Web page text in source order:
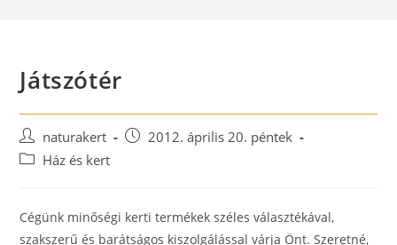
Játszótér
Post
author:
naturakert
Post2012. április 20. péntek
PostHáz és kert
Cégünk minőségi kerti termékek széles választékával,
szakszerű és barátságos kiszolgálással várja Önt. Szeretné,